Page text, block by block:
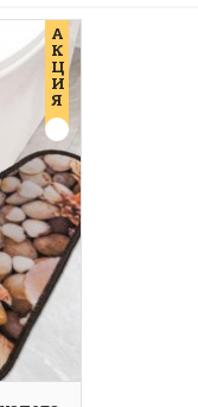
А
К
Ц
И
Я